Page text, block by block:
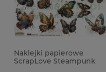
Naklejki papierowe
ScrapLove Steampunk